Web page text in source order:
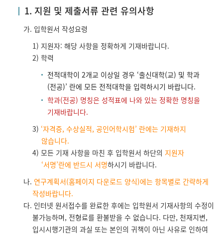
1. 지원 및 제출서류 관련 유의사항
가. 입학원서 작성요령
1) 지원자: 해당 사항을 정확하게 기재바랍니다.
2) 학력
전적대학이 2개교 이상일 경우 ‘출신대학(교) 및 학과
(전공)’ 란에 모든 전적대학을 입력하시기 바랍니다.
학과(전공) 명칭은 성적표에 나와 있는 정확한 명칭을
기재바랍니다.
3) ‘자격증, 수상실적, 공인어학시험’ 란에는 기재하지
않습니다.
4) 모든 기재 사항을 마친 후 입학원서 하단의 지원자
‘서명’란에 반드시 서명하시기 바랍니다.
나. 연구계획서(홈페이지 다운로드 양식)에는 항목별로 간략하게
작성바랍니다.
다. 인터넷 원서접수를 완료한 후에는 입학원서 기재사항의 수정이
불가능하며, 전형료를 환불받을 수 없습니다. 다만, 천재지변,
입시시행기관의 과실 또는 본인의 귀책이 아닌 사유로 인하여